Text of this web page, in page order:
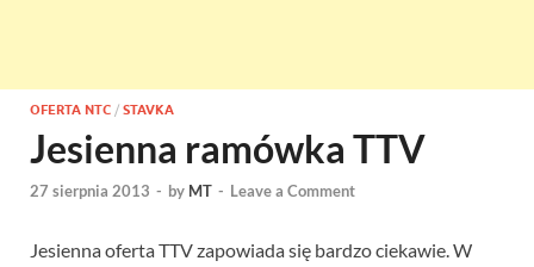
OFERTA NTC / STAVKA
Jesienna ramówka TTV
27 sierpnia 2013 - by MT - Leave a Comment
Jesienna oferta TTV zapowiada się bardzo ciekawie. W